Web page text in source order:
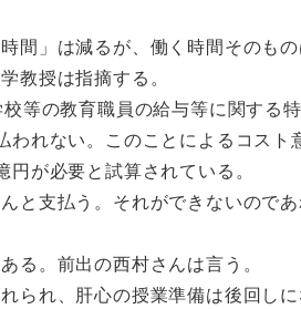
」は減るが、働く時間そのも
教授は指摘する。
等の教育職員の給与等に関する
れない。このことによるコスト
が必要と試算されている。
と支払う。それができないのであ
。前出の西村さんは言う。
られ、肝心の授業準備は後回し